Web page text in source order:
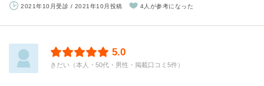
2021年10月受診 / 2021年10月投稿 4人が参考になった
5.0
きだい（本人・50代・男性・掲載口コミ5件）